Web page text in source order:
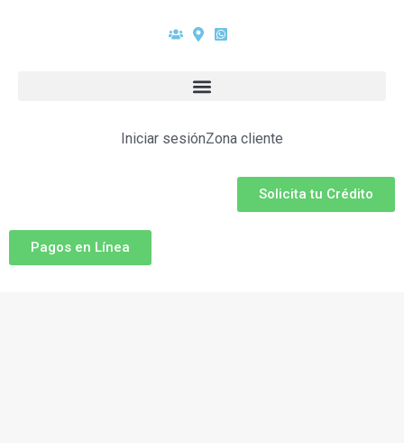
Iniciar sesiónZona cliente
Solicita tu Crédito
Pagos en Línea